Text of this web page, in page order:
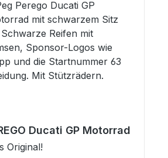
Ducati GP Motorrad
Original!